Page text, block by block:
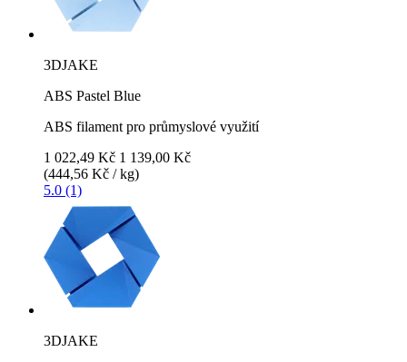
3DJAKE
ABS Pastel Blue
ABS filament pro průmyslové využití
1 022,49 Kč 1 139,00 Kč
(444,56 Kč / kg)
5.0 (1)
3DJAKE